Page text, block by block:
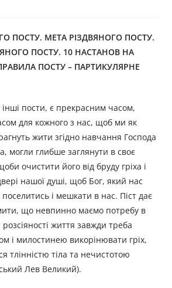
ПОСТУ. МЕТА РІЗДВЯНОГО ПОСТУ.
ПОСТУ. 10 НАСТАНОВ НА
ПОСТУ – ПАРТИКУЛЯРНЕ
інші пости, є прекрасним часом,
для кожного з нас, щоб ми як
жити згідно навчання Господа
могли глибше заглянути в своє
очистити його від бруду гріха і
нашої душі, щоб Бог, який нас
і мешкати в нас. Піст дає
що невпинно маємо потребу в
життя завжди треба
і милостинею викорінювати гріх,
тлінністю тіла та нечистотою
Лев Великий).